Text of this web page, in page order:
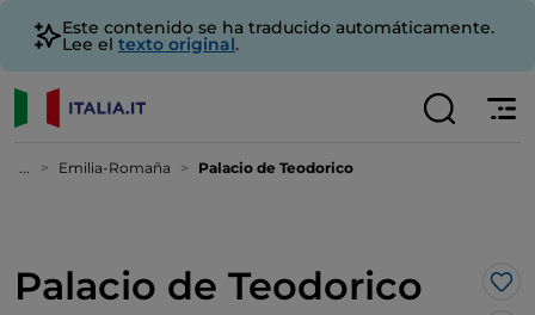
Este contenido se ha traducido automáticamente.
Lee el texto original.
... Emilia-Romaña Palacio de Teodorico
Palacio de Teodorico Me